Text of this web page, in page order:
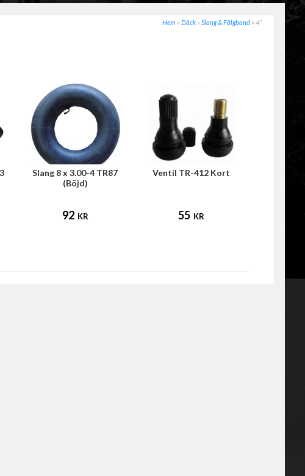
Hem » Däck » Slang & Fälgband » 4"
Slang 8 x 3.00-4 TR87
(Böjd)
92 KR
Ventil TR-412 Kort
55 KR